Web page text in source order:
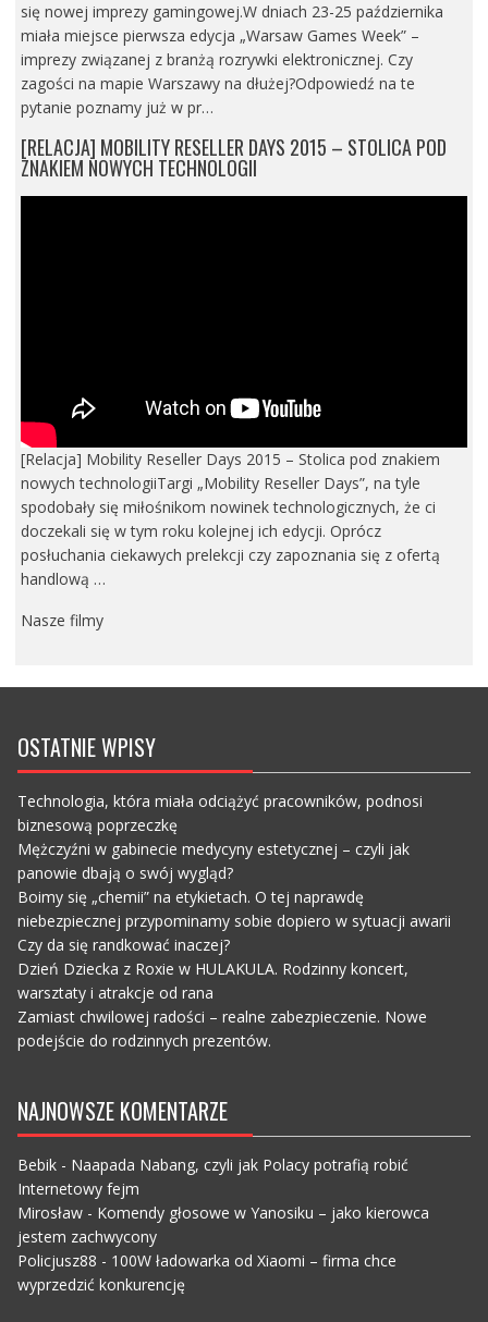
się nowej imprezy gamingowej.W dniach 23-25 października
miała miejsce pierwsza edycja „Warsaw Games Week” –
imprezy związanej z branżą rozrywki elektronicznej. Czy
zagości na mapie Warszawy na dłużej?Odpowiedź na te
pytanie poznamy już w pr…
[RELACJA] MOBILITY RESELLER DAYS 2015 – STOLICA POD
ZNAKIEM NOWYCH TECHNOLOGII
[Relacja] Mobility Reseller Days 2015 – Stolica pod znakiem
nowych technologiiTargi „Mobility Reseller Days”, na tyle
spodobały się miłośnikom nowinek technologicznych, że ci
doczekali się w tym roku kolejnej ich edycji. Oprócz
posłuchania ciekawych prelekcji czy zapoznania się z ofertą
handlową …
Nasze filmy
OSTATNIE WPISY
Technologia, która miała odciążyć pracowników, podnosi
biznesową poprzeczkę
Mężczyźni w gabinecie medycyny estetycznej – czyli jak
panowie dbają o swój wygląd?
Boimy się „chemii” na etykietach. O tej naprawdę
niebezpiecznej przypominamy sobie dopiero w sytuacji awarii
Czy da się randkować inaczej?
Dzień Dziecka z Roxie w HULAKULA. Rodzinny koncert,
warsztaty i atrakcje od rana
Zamiast chwilowej radości – realne zabezpieczenie. Nowe
podejście do rodzinnych prezentów.
NAJNOWSZE KOMENTARZE
Bebik- Naapada Nabang, czyli jak Polacy potrafią robić
Internetowy fejm
Mirosław- Komendy głosowe w Yanosiku – jako kierowca
jestem zachwycony
Policjusz88 - 100W ładowarka od Xiaomi – firma chce
wyprzedzić konkurencję